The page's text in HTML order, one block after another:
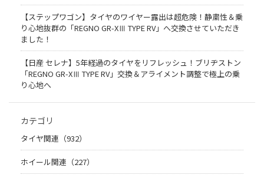
【ステップワゴン】タイヤのワイヤー露出は超危険！静粛性＆乗
り心地抜群の「REGNO GR-XⅢ TYPE RV」へ交換させていただき
ました！
【日産 セレナ】5年経過のタイヤをリフレッシュ！ブリヂストン
「REGNO GR-XⅢ TYPE RV」交換＆アライメント調整で極上の乗
り心地へ
カテゴリ
タイヤ関連（932）
ホイール関連（227）